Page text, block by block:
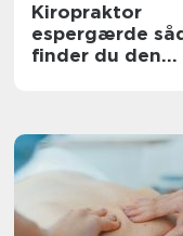
Kiropraktor
espergærde sådan
finder du den